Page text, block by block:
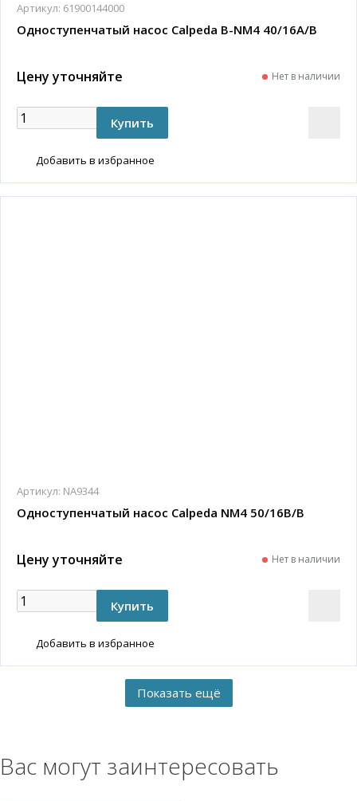
Артикул: 61900144000
Одноступенчатый насос Calpeda B-NM4 40/16A/B
Цену уточняйте Нет в наличии
Добавить в избранное
Артикул: NA9344
Одноступенчатый насос Calpeda NM4 50/16B/B
Цену уточняйте Нет в наличии
Добавить в избранное
Вас могут заинтересовать